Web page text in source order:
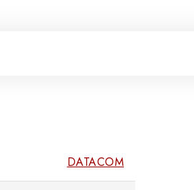
DATACOM